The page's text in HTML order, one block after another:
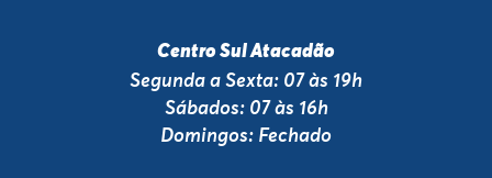
Centro Sul Atacadão
Segunda a Sexta: 07 às 19h
Sábados: 07 às 16h
Domingos: Fechado